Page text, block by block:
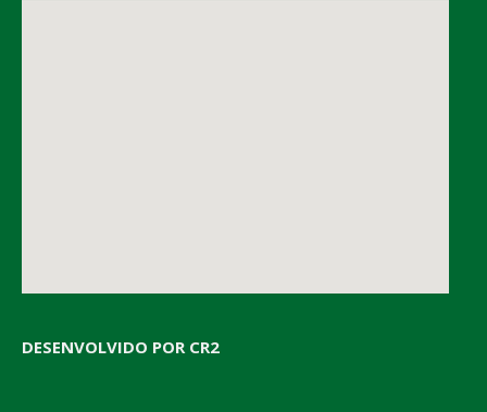
DESENVOLVIDO POR CR2